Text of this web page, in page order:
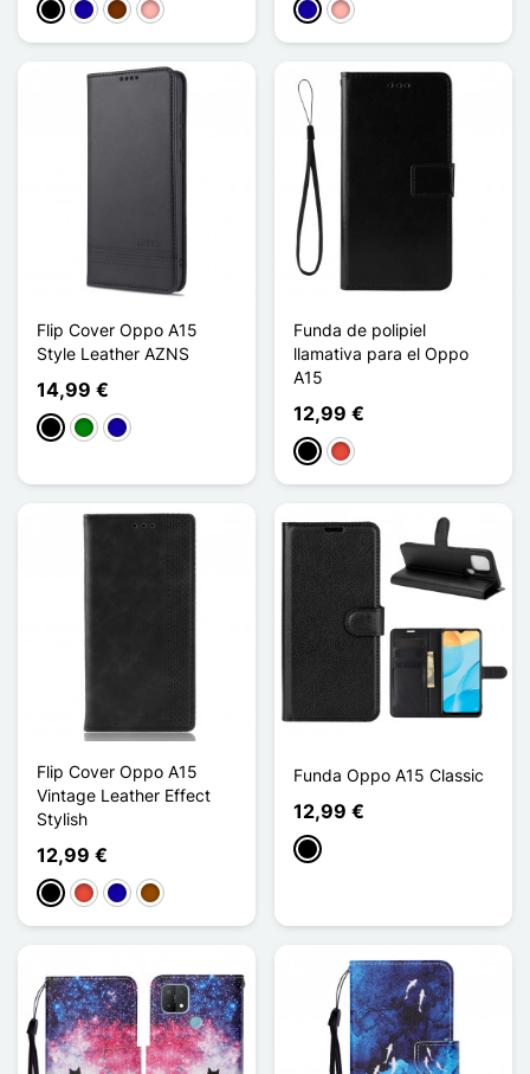
NegroAzul oscuro
CaféOro rosa Azul oscuro
Oro rosa
Flip Cover Oppo A15
Style Leather AZNS
14,99 €
NegroVerdeAzul oscuro
Funda de polipiel
llamativa para el Oppo
A15
12,99 €
NegroRojo
Flip Cover Oppo A15
Vintage Leather Effect
Stylish
12,99 €
NegroRojoAzul oscuro
Marrón
Funda Oppo A15 Classic
12,99 €
Negro